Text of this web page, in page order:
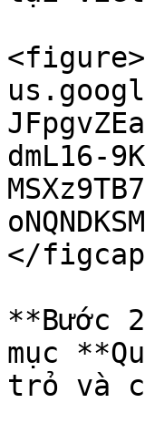
dmL16-
</
**Bước
mục
trỏ và